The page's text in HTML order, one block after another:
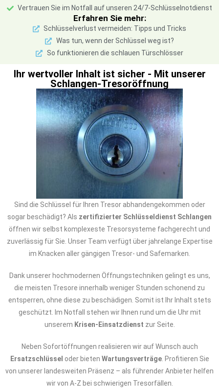
Vertrauen Sie im Notfall auf unseren 24/7-Schlüsselnotdienst
Erfahren Sie mehr:
Schlüsselverlust vermeiden: Tipps und Tricks
Was tun, wenn der Schlüssel weg ist?
So funktionieren die schlauen Türschlösser
Ihr wertvoller Inhalt ist sicher - Mit unserer
Schlangen-Tresoröffnung
Sind die Schlüssel für Ihren Tresor abhandengekommen oder
sogar beschädigt? Als zertifizierter Schlüsseldienst Schlangen
öffnen wir selbst komplexeste Tresorsysteme fachgerecht und
zuverlässig für Sie. Unser Team verfügt über jahrelange Expertise
im Knacken aller gängigen Tresor- und Safemarken.
Dank unserer hochmodernen Öffnungstechniken gelingt es uns,
die meisten Tresore innerhalb weniger Stunden schonend zu
entsperren, ohne diese zu beschädigen. Somit ist Ihr Inhalt stets
geschützt. Im Notfall stehen wir Ihnen rund um die Uhr mit
unserem Krisen-Einsatzdienst zur Seite.
Neben Sofortöffnungen realisieren wir auf Wunsch auch
Ersatzschlüssel oder bieten Wartungsverträge. Profitieren Sie
von unserer landesweiten Präsenz – als führender Anbieter helfen
wir von A-Z bei schwierigen Tresorfällen.